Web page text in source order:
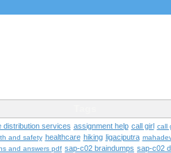
distribution services assignment help call girl call
and safety healthcare hiking ligaciputra
and answers pdf sap-c02 braindumps sap-c02